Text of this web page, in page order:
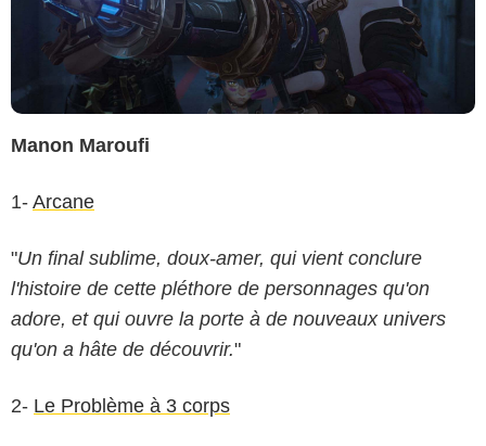
Manon Maroufi
1- Arcane
"Un final sublime, doux-amer, qui vient conclure
l'histoire de cette pléthore de personnages qu'on
adore, et qui ouvre la porte à de nouveaux univers
qu'on a hâte de découvrir."
2- Le Problème à 3 corps